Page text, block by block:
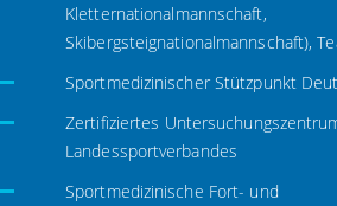
Kletternationalmannschaft,
Skibergsteignationalmannschaft),
Sportmedizinischer Stützpunkt
Zertifiziertes
Landessportverbandes
Sportmedizinische Fort- und